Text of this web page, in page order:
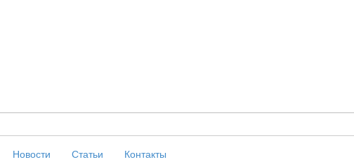
Новости Статьи Контакты